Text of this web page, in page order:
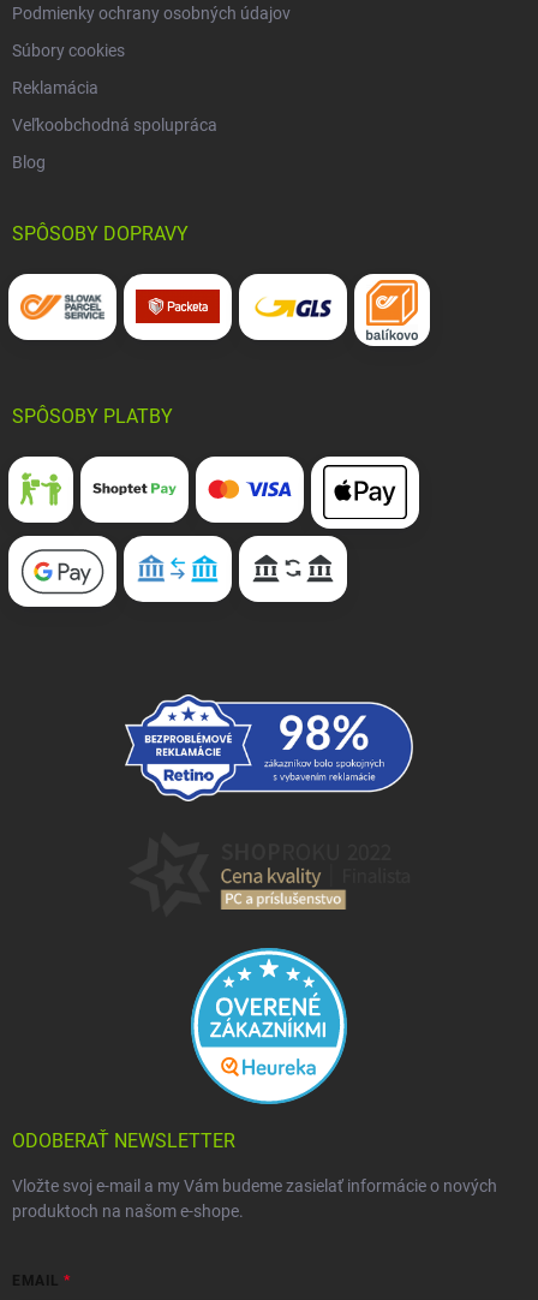
Podmienky ochrany osobných údajov
Súbory cookies
Reklamácia
Veľkoobchodná spolupráca
Blog
SPÔSOBY DOPRAVY
SPÔSOBY PLATBY
ODOBERAŤ NEWSLETTER
Vložte svoj e-mail a my Vám budeme zasielať informácie o nových
produktoch na našom e-shope.
EMAIL